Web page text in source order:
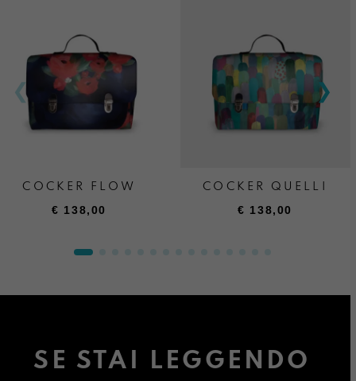
COCKER FLOW
€ 138,00
COCKER QUELLI
€ 138,00
SE STAI LEGGENDO